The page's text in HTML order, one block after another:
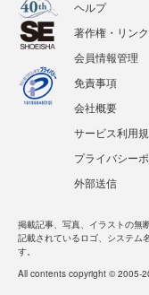
ヘルプ
著作権・リンク
会員情報管理
免責事項
会社概要
サービス利用
プライバシー
外部送信
掲載記事、写真、イラストの無
記載されているロゴ、システム
す。
All contents copyright © 2005-